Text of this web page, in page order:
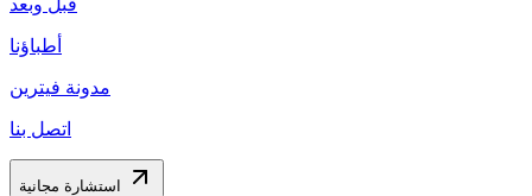
أطباؤنا
مدونة فيترين
اتصل بنا
استشارة مجانية